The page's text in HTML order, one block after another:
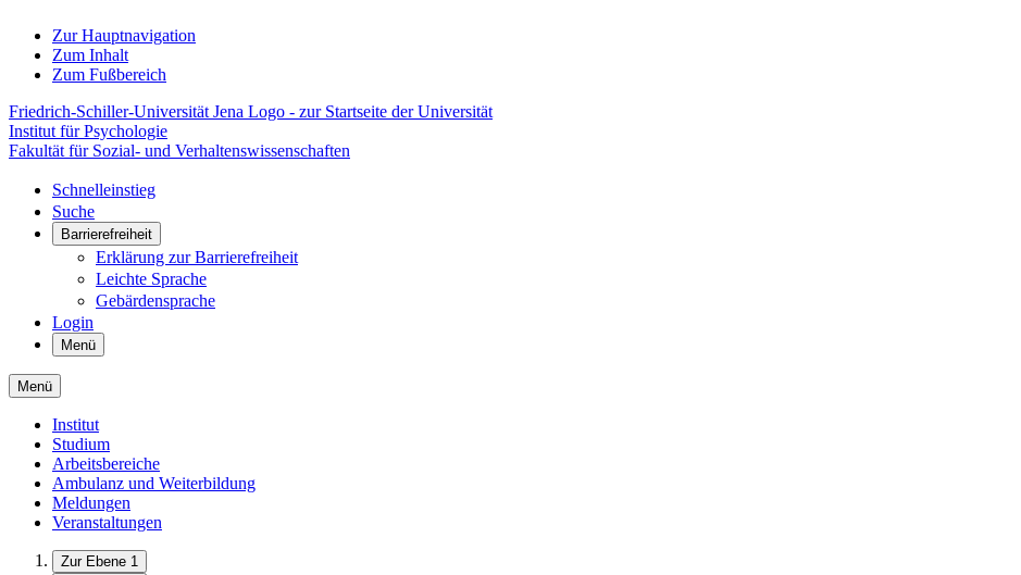
Zur Hauptnavigation
Zum Inhalt
Zum Fußbereich
Friedrich-Schiller-Universität Jena Logo - zur Startseite der Universität
Institut für Psychologie
Fakultät für Sozial- und Verhaltenswissenschaften
Schnelleinstieg
Suche
Barrierefreiheit
Erklärung zur Barrierefreiheit
Leichte Sprache
Gebärdensprache
Login
Menü
Menü
Institut
Studium
Arbeitsbereiche
Ambulanz und Weiterbildung
Meldungen
Veranstaltungen
Zur Ebene 1